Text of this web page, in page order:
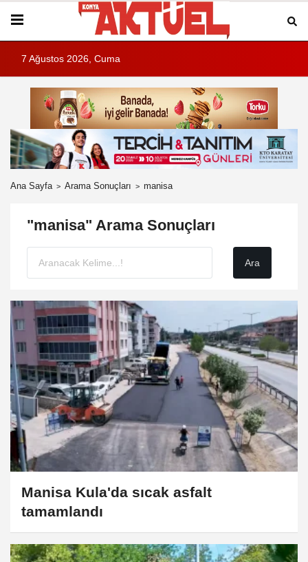
7 Ağustos 2026, Cuma
Ana Sayfa Arama Sonuçları manisa
"manisa" Arama Sonuçları
Manisa Kula'da sıcak asfalt
tamamlandı